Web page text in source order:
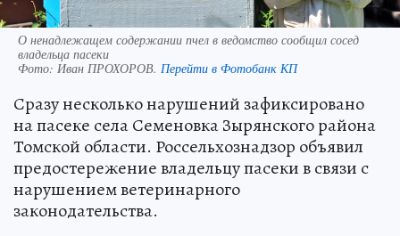
О ненадлежащем содержании пчел в ведомство сообщил сосед
владельца пасеки
Фото: Иван ПРОХОРОВ. Перейти в Фотобанк КП
Сразу несколько нарушений зафиксировано
на пасеке села Семеновка Зырянского района
Томской области. Россельхознадзор объявил
предостережение владельцу пасеки в связи с
нарушением ветеринарного
законодательства.